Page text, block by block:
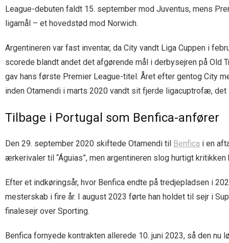
League-debuten faldt 15. september mod Juventus, mens
ligamål – et hovedstød mod Norwich.
Argentineren var fast inventar, da City vandt Liga Cuppen i
scorede blandt andet det afgørende mål i derbysejren på Old
gav hans første Premier League-titel. Året efter gentog City
inden Otamendi i marts 2020 vandt sit fjerde ligacuptrofæ,
Tilbage i Portugal som Benfica-anfører
Den 29. september 2020 skiftede Otamendi til Benfica i en
ærkerivaler til “Águias”, men argentineren slog hurtigt
Efter et indkøringsår, hvor Benfica endte på tredjepladsen i
mesterskab i fire år. I august 2023 førte han holdet til sejr i
finalesejr over Sporting.
Benfica fornyede kontrakten allerede 10. juni 2023, så den